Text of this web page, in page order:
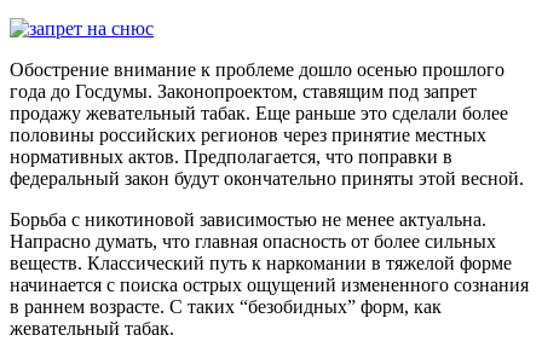
Обострение внимание к проблеме дошло осенью прошлого
года до Госдумы. Законопроектом, ставящим под запрет
продажу жевательный табак. Еще раньше это сделали более
половины российских регионов через принятие местных
нормативных актов. Предполагается, что поправки в
федеральный закон будут окончательно приняты этой весной.
Борьба с никотиновой зависимостью не менее актуальна.
Напрасно думать, что главная опасность от более сильных
веществ. Классический путь к наркомании в тяжелой форме
начинается с поиска острых ощущений измененного сознания
в раннем возрасте. С таких “безобидных” форм, как
жевательный табак.